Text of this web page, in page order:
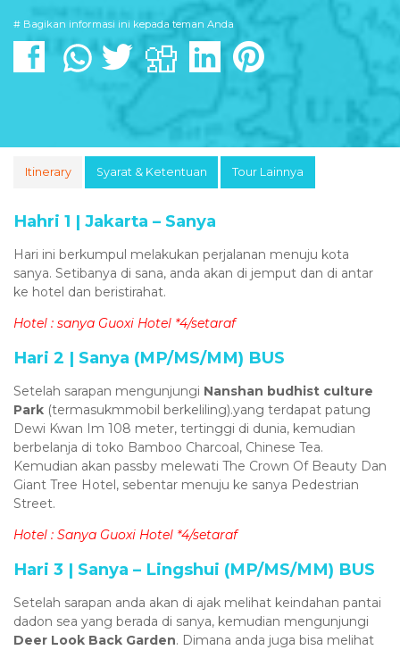
# Bagikan informasi ini kepada teman Anda
Itinerary Syarat & Ketentuan Tour Lainnya
Hahri 1 | Jakarta – Sanya
Hari ini berkumpul melakukan perjalanan menuju kota
sanya. Setibanya di sana, anda akan di jemput dan di antar
ke hotel dan beristirahat.
Hotel : sanya Guoxi Hotel *4/setaraf
Hari 2 | Sanya (MP/MS/MM) BUS
Setelah sarapan mengunjungi Nanshan budhist culture
Park (termasukmmobil berkeliling).yang terdapat patung
Dewi Kwan Im 108 meter, tertinggi di dunia, kemudian
berbelanja di toko Bamboo Charcoal, Chinese Tea.
Kemudian akan passby melewati The Crown Of Beauty Dan
Giant Tree Hotel, sebentar menuju ke sanya Pedestrian
Street.
Hotel : Sanya Guoxi Hotel *4/setaraf
Hari 3 | Sanya – Lingshui (MP/MS/MM) BUS
Setelah sarapan anda akan di ajak melihat keindahan pantai
dadon sea yang berada di sanya, kemudian mengunjungi
Deer Look Back Garden. Dimana anda juga bisa melihat